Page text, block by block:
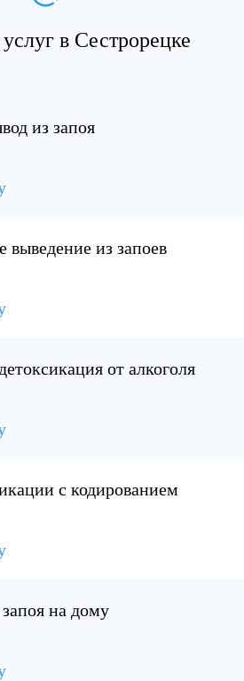
в Сестрорецке
из запоя
выведение из запоев
от алкоголя
с кодированием
на дому